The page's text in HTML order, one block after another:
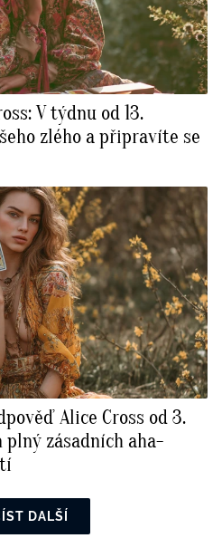
V týdnu od 13.
zlého a připravíte se
Alice Cross od 3.
plný zásadních aha-
DALŠÍ